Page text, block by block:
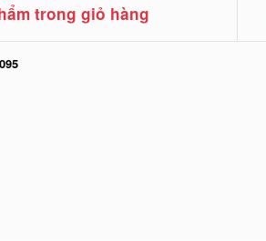
trong giỏ hàng